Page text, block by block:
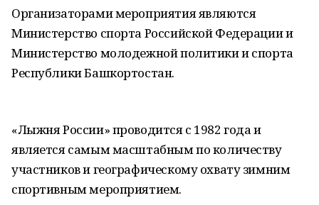
Организаторами мероприятия являются
Министерство спорта Российской Федерации и
Министерство молодежной политики и спорта
Республики Башкортостан.
«Лыжня России» проводится с 1982 года и
является самым масштабным по количеству
участников и географическому охвату зимним
спортивным мероприятием.